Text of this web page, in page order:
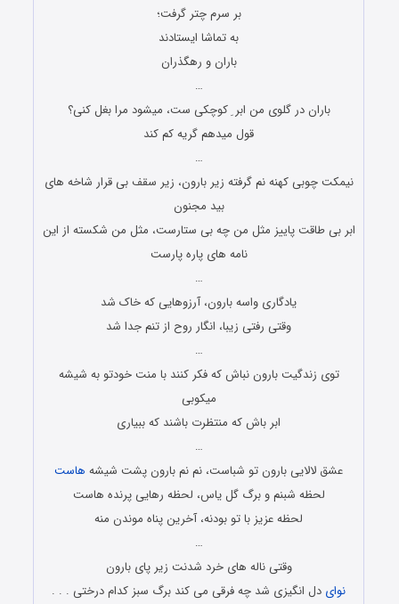
بر سرم چتر گرفت؛
به تماشا ایستادند
باران و رهگذران
…
باران در گلوی من ابر ِ کوچکی ست، میشود مرا بغل کنی؟
قول میدهم گریه کم کند
…
نیمکت چوبی کهنه نم گرفته زیر بارون، زیر سقف بی قرار شاخه های
بید مجنون
ابر بی طاقت پاییز مثل من چه بی ستارست، مثل من شکسته از این
نامه های پاره پارست
…
یادگاری واسه بارون، آرزوهایی که خاک شد
وقتی رفتی زیبا، انگار روح از تنم جدا شد
…
توی زندگیت بارون نباش که فکر کنند با منت خودتو به شیشه
میکوبی
ابر باش که منتظرت باشند که ببیاری
…
عشق لالایی بارون تو شباست، نم نم بارون پشت شیشه هاست
لحظه شبنم و برگ گل یاس، لحظه رهایی پرنده هاست
لحظه عزیز با تو بودنه، آخرین پناه موندن منه
…
وقتی ناله های خرد شدنت زیر پای بارون
نوای دل انگیزی شد چه فرقی می کند برگ سبز کدام درختی . . .